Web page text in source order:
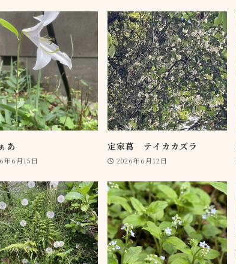
あ
年6月15日
定家葛 テイカカズラ
2026年6月12日